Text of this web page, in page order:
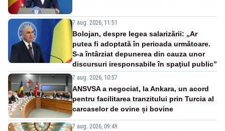
7 aug. 2026, 11:51
Bolojan, despre legea salarizării: „Ar
putea fi adoptată în perioada următoare.
S-a întârziat depunerea din cauza unor
discursuri iresponsabile în spaţiul public”
7 aug. 2026, 10:57
ANSVSA a negociat, la Ankara, un acord
pentru facilitarea tranzitului prin Turcia al
carcaselor de ovine și bovine
7 aug. 2026, 09:49